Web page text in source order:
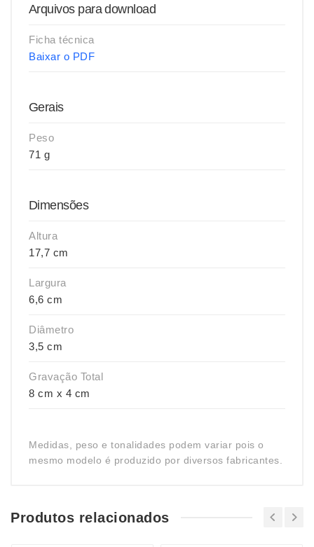
Arquivos para download
Ficha técnica
Baixar o PDF
Gerais
Peso
71 g
Dimensões
Altura
17,7 cm
Largura
6,6 cm
Diâmetro
3,5 cm
Gravação Total
8 cm x 4 cm
Medidas, peso e tonalidades podem variar pois o
mesmo modelo é produzido por diversos fabricantes.
Produtos relacionados